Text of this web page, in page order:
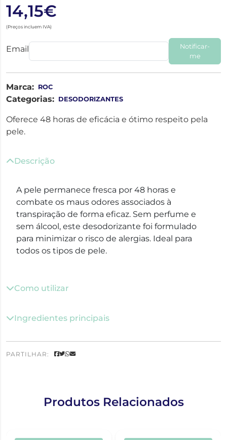
14,15€
(Preços incluem IVA)
Email
Notificar-
me
Marca: ROC
Categorias: DESODORIZANTES
Oferece 48 horas de eficácia e ótimo respeito pela
pele.
Descrição
A pele permanece fresca por 48 horas e
combate os maus odores associados à
transpiração de forma eficaz. Sem perfume e
sem álcool, este desodorizante foi formulado
para minimizar o risco de alergias. Ideal para
todos os tipos de pele.
Como utilizar
Ingredientes principais
PARTILHAR:
Produtos Relacionados